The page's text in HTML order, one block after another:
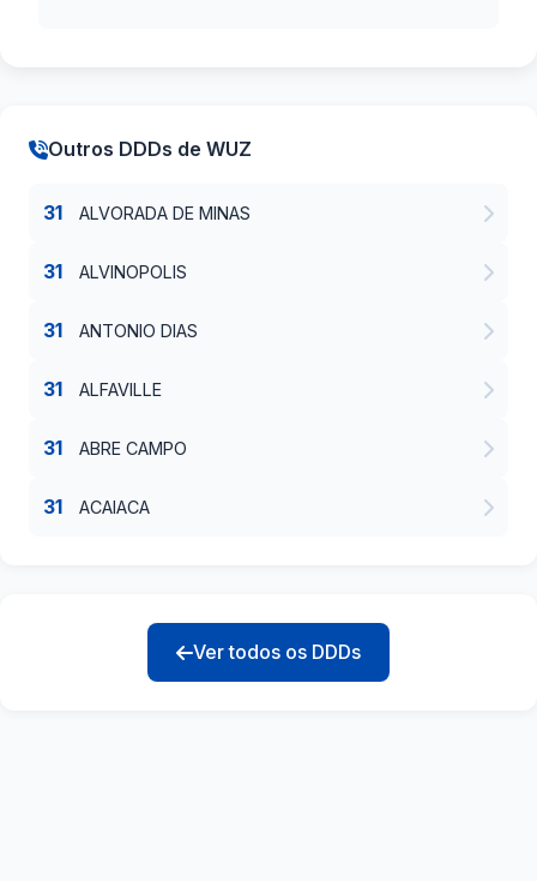
Outros DDDs de WUZ
31 ALVORADA DE MINAS
31 ALVINOPOLIS
31 ANTONIO DIAS
31 ALFAVILLE
31 ABRE CAMPO
31 ACAIACA
Ver todos os DDDs